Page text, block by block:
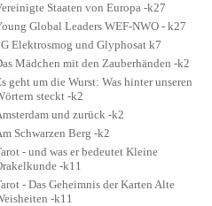
Staaten von Europa -k27
Global Leaders WEF-NWO - k27
Elektrosmog und Glyphosat k7
Mädchen mit den Zauberhänden -k2
geht um die Wurst: Was hinter unseren
steckt -k2
und zurück -k2
Schwarzen Berg -k2
- und was er bedeutet Kleine
-k11
- Das Geheimnis der Karten Alte
-k11